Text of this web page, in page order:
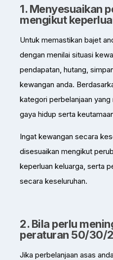
1. Menyesuaikan
mengikut
Untuk memastikan bajet
dengan menilai situasi
pendapatan, hutang,
kewangan anda.
kategori perbelanjaan
gaya hidup serta
Ingat kewangan secara
disesuaikan mengikut
keperluan keluarga, serta
secara keseluruhan.
2. Bila perlu
peraturan 50/30/
Jika perbelanjaan asas